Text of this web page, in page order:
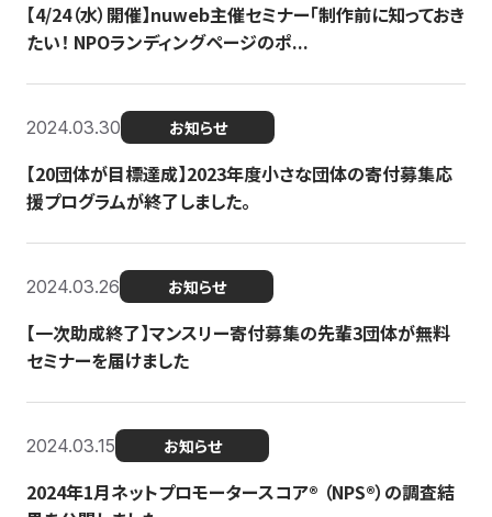
【4/24（水）開催】nuweb主催セミナー「制作前に知っておき
たい！ NPOランディングページのポ...
2024.03.30 お知らせ
【20団体が目標達成】2023年度小さな団体の寄付募集応
援プログラムが終了しました。
2024.03.26 お知らせ
【一次助成終了】マンスリー寄付募集の先輩3団体が無料
セミナーを届けました
2024.03.15 お知らせ
2024年1月ネットプロモータースコア®︎ （NPS®︎）の調査結